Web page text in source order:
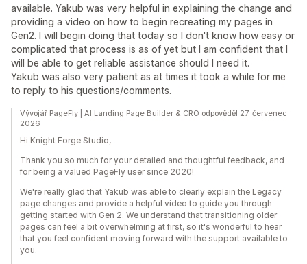
available. Yakub was very helpful in explaining the change and
providing a video on how to begin recreating my pages in
Gen2. I will begin doing that today so I don't know how easy or
complicated that process is as of yet but I am confident that I
will be able to get reliable assistance should I need it.
Yakub was also very patient as at times it took a while for me
to reply to his questions/comments.
Vývojář PageFly | AI Landing Page Builder & CRO odpověděl 27. červenec
2026
Hi Knight Forge Studio,
Thank you so much for your detailed and thoughtful feedback, and
for being a valued PageFly user since 2020!
We're really glad that Yakub was able to clearly explain the Legacy
page changes and provide a helpful video to guide you through
getting started with Gen 2. We understand that transitioning older
pages can feel a bit overwhelming at first, so it's wonderful to hear
that you feel confident moving forward with the support available to
you.